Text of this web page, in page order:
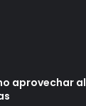
aprovechar al